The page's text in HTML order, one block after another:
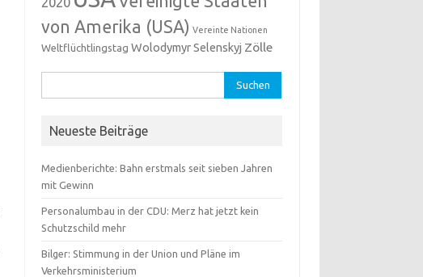
von Amerika (USA) Vereinte Nationen
Weltflüchtlingstag Wolodymyr Selenskyj Zölle
nach:
Neueste Beiträge
Medienberichte: Bahn erstmals seit sieben Jahren
mit Gewinn
Personalumbau in der CDU: Merz hat jetzt kein
Schutzschild mehr
Bilger: Stimmung in der Union und Pläne im
Verkehrsministerium